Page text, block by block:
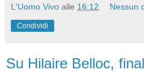
L'Uomo Vivo alle 16:12 Nessun
Condividi
Su Hilaire Belloc,